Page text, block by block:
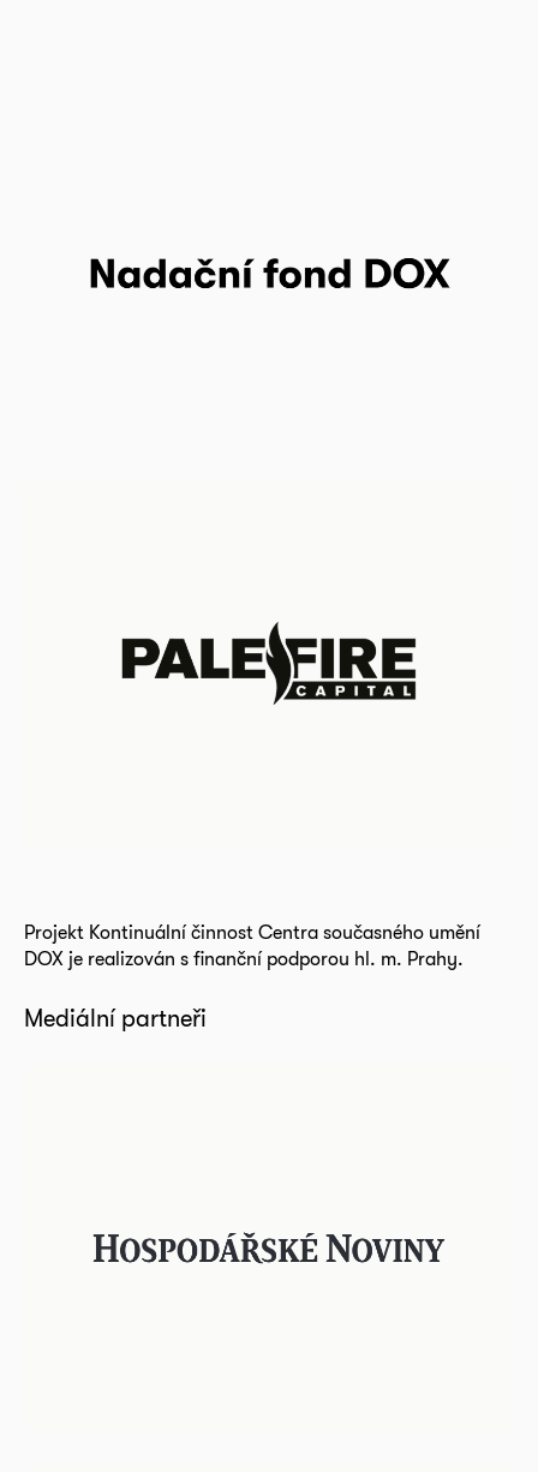
Projekt Kontinuální činnost Centra současného umění
DOX je realizován s finanční podporou hl. m. Prahy.
Mediální partneři